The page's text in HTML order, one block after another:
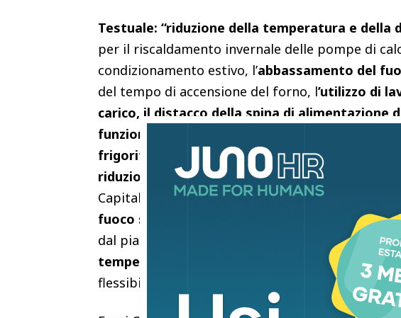
Testuale: “riduzione della temperatura e della
per il riscaldamento invernale delle pompe di
condizionamento estivo, l’abbassamento del
del tempo di accensione del forno, l’utilizzo di
carico, il distacco della spina di alimentazione
funzione, lo spegnimento o l’inserimento
frigorifero quando in vacanza, non lasciare in
riduzione delle ore di accensione delle
Capital: “In totale sinceritànon lo so come
fuoco spento. Proverò perchè sono molto
dal piano
si può stringere ulteriormente la
temperatura, possiamo posticipare di un 1
flessibilità ma che al momento non è necessaria”.